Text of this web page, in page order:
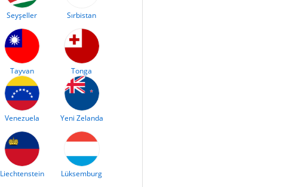
Seyşeller Sırbistan
Tayvan Tonga
Venezuela Yeni Zelanda
Liechtenstein Lüksemburg